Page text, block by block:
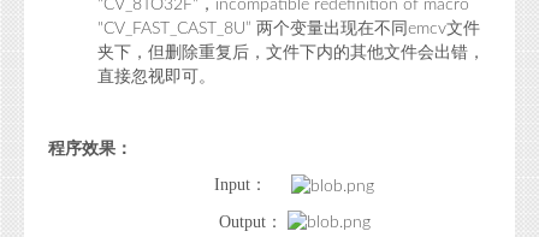
"CV_8TO32F" ， incompatible redefinition of macro
"CV_FAST_CAST_8U” 两个变量出现在不同 emcv文件
夹下，但删除重复后，文件下内的其他文件会出错，
直接忽视即可。
程序效果：
Input：
Output：